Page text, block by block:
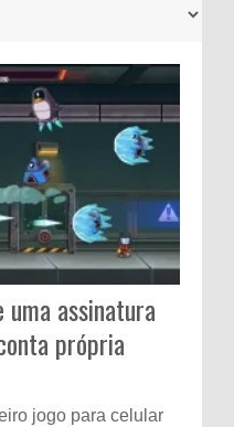
assinatura
própria
jogo para celular